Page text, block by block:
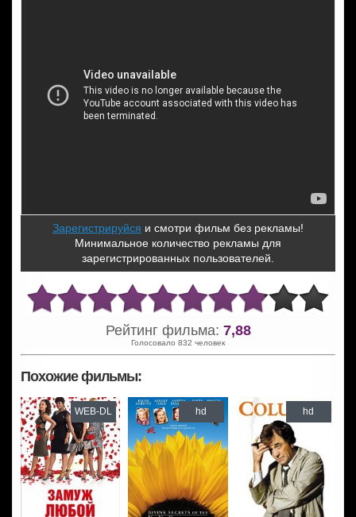
Зарегистрируйся и смотри фильм без рекламы!
Минимальное количество рекламы для
зарегистрированных пользователей.
Рейтинг фильма: 7,88
Голосовало 832 человек
Похожие фильмы:
WEB-DL hd hd